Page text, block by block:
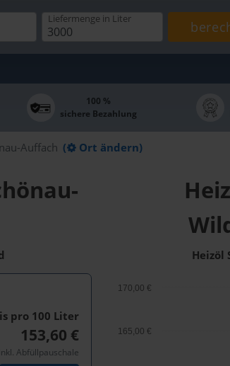
Liefermenge in Liter
100 %
sichere Bezahlung
Auffach ( Ort ändern)
pro 100 Liter
153,60 €
Abfüllpauschale
Heizöl
165,00 €
170,00 €